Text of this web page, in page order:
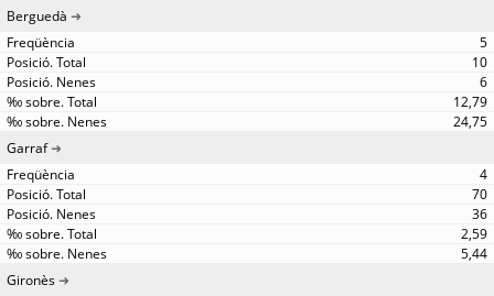
Berguedà
5
10
6
12,79
24,75
Garraf
4
70
36
2,59
5,44
Gironès